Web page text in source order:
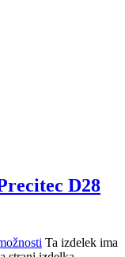
D28
Ta izdelek ima